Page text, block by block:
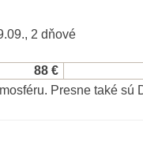
2 dňové
88 €
Presne také